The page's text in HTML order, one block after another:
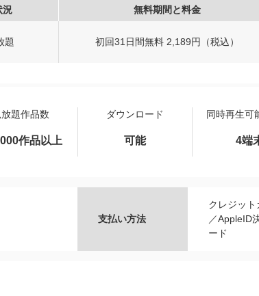
況 無料期間と料金
題 初回31日間無料 2,189円（税込）
放題作品数 ダウンロード 同時再生可
作品以上 可能 4端
支払い方法
クレジッ
／AppleID
ード